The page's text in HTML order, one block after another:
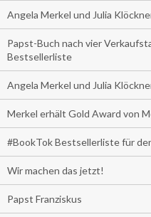
Angela Merkel und Julia
Papst-Buch nach vier
Bestsellerliste
Angela Merkel und Julia
Merkel erhält Gold Award von
#BookTok Bestsellerliste für
Wir machen das jetzt!
Papst Franziskus